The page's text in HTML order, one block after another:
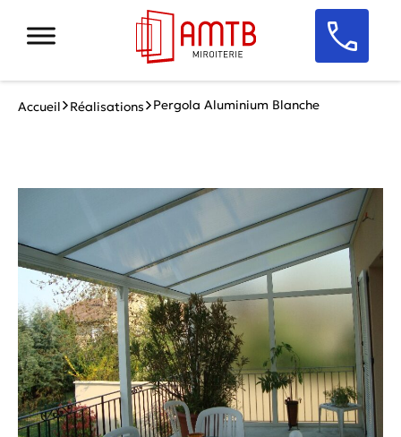
Accueil Réalisations Pergola Aluminium Blanche